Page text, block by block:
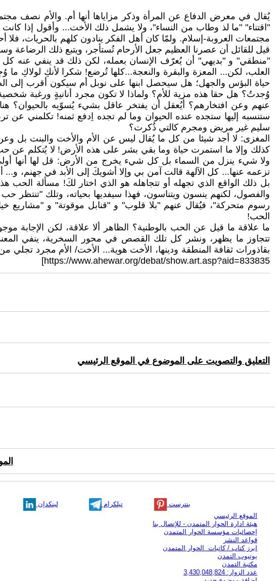
يُقال في معرض الدفاع عن المرأة وذكر مزاياها أنها أم. والأم نصف
"اقتناء" "ما لذ وطاب من النساء"، ولا يشمل ذلك الأخت... وأقول إذا
مجتمعات العروبة-إسلام. ولمّا كان أهل الفكر ينادون كلهم بالحريات،
قيل للقائل أن عصرنا العظيم جعل الأرحام تُستأجر، ويتبع ذلك الرضاعة
"منطقي" و "بديهي" أن يُعرّف الإنسان بعمله، لكن ذلك قد ينفي عنه كل
العلب، لكن... المعزة والبقرة والنعجة...كلها تُرضع! شكرا لأنكِ لولاكِ
حياة البؤس والجهل؛ هل سيحصل ابنها على نوبل أم سيكون أقرب إلى
وُجدتُ؟ هل حقا هذه مزية للأم؟ ولماذا لا تكون مجرد أنانيةٍ ورغبة
عنهم وعن افتخارهم؟ أيُعقل أن يفتخر عاقل بشيء يُسوّيه
ستنسبه إليها ستجده عنده الحيوان وما لم تجده اِدفع ثمنه! تكلمني عن
سليم غير مريض ومجرم كالتي ذُكرت؟
المغزى: لا أجد شيئا من كل ما يُقال ليس عن الأم والأخت والبنت بل
كذلك وإلا ما استمرت حياة وما بقي بشر على هذه الأرض! لا يُتكلم عن
ولا شيء ينزل من السماء بل كل شيء يخرج من الأرض: قل لها أنها
تزعمه عنها... كل الآلهة قالت آمن بي وإلا أشويكَ إلى الأبد في جهنم،
بل ذلك الواقع الذي تجهله أو تتجاهله هو الذي اختار لكَ! مسألة
والفصول، لكنهم ينسون ويتناسون، فهذا سيفديها بحياته، وتلك "تنتظر
رسوم متحركة"، فيُقال عنهم "بلا قلوب" و "قنابل موقوتة" و "مشاريع
الحب!
ما علاقة ما قيل عن الحب بالوطنية؟ الظاهر ألا علاقة، لكن
تتجاوز ما يظهر، ونشر كل تلك القصص في محور السخرية، ينفي
بقاذورات ثقافة المنطقة ودينها، الأخت هوية... الأخت/ الأم مجرد تجلي
https://www.ahewar.org/debat/show.art.asp?aid=833835]
التعليق والتصويت على الموضوع في الموقع الرئيسي
لينكدإن تيلكرام
بنترست
الموقع الرئيسي
هيئة ادارة الحوار المتمدن - للإتصال بنا
إحصائيات مؤسسة الحوار المتمدن
قواعد النشر
ابرز كتاب / كاتبات الحوار المتمدن
يوتيوب التمدن
مكتبة التمدن
عدد الزوار: 3,430,048,824